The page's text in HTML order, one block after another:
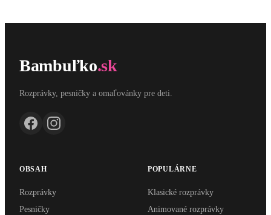
Bambuľko.sk
Rozprávky, pesničky a omaľovánky pre deti.
OBSAH
Rozprávky
Pesničky
POPULÁRNE
Klasické rozprávky
Animované rozprávky